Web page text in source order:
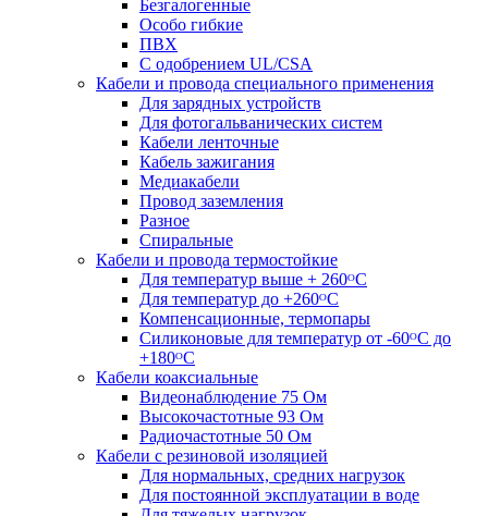
Безгалогенные
Особо гибкие
ПВХ
С одобрением UL/CSA
Кабели и провода специального применения
Для зарядных устройств
Для фотогальванических систем
Кабели ленточные
Кабель зажигания
Медиакабели
Провод заземления
Разное
Спиральные
Кабели и провода термостойкие
Для температур выше + 260ᴼС
Для температур до +260ᴼС
Компенсационные, термопары
Силиконовые для температур от -60ᴼC до
+180ᴼС
Кабели коаксиальные
Видеонаблюдение 75 Ом
Высокочастотные 93 Ом
Радиочастотные 50 Ом
Кабели с резиновой изоляцией
Для нормальных, средних нагрузок
Для постоянной эксплуатации в воде